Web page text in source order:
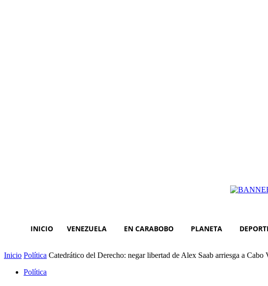
INICIO VENEZUELA EN CARABOBO PLANETA
Inicio Política Catedrático del Derecho: negar libertad de Alex Saab arriesga a Cabo
Política